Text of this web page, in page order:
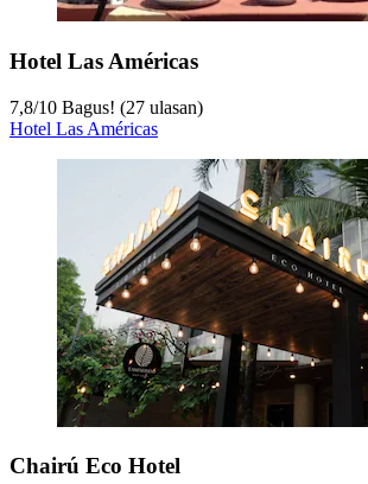
Hotel Las Américas
7,8/10 Bagus! (27 ulasan)
Hotel Las Américas
Chairú Eco Hotel